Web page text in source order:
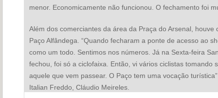
menor. Economicamente não funcionou. O fechamento foi
Além dos comerciantes da área da Praça do Arsenal,
Paço Alfândega. “Quando fecharam a ponte de acesso ao
como um todo. Sentimos nos números. Já na Sexta-feira
fechou, foi só a ciclofaixa. Então, vi vários ciclistas tomando
aquele que vem passear. O Paço tem uma vocação
Italian Freddo, Cláudio Meireles.